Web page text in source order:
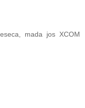
mada jos XCOM